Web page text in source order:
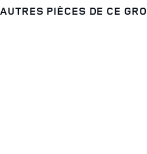
AUTRES PIÈCES DE CE